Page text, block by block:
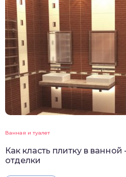
Ванная и туалет
Как класть плитку в
отделки